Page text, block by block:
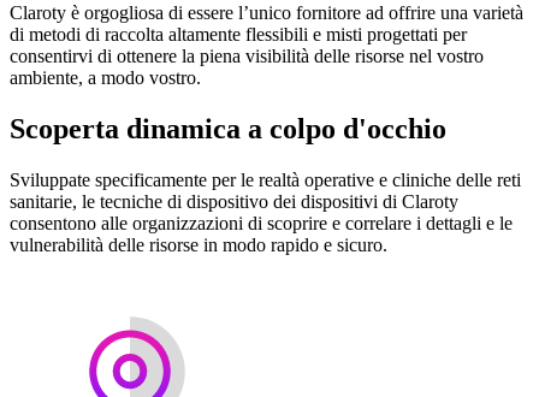
Claroty è orgogliosa di essere l’unico fornitore ad offrire una varietà
di metodi di raccolta altamente flessibili e misti progettati per
consentirvi di ottenere la piena visibilità delle risorse nel vostro
ambiente, a modo vostro.
Scoperta dinamica a colpo d'occhio
Sviluppate specificamente per le realtà operative e cliniche delle reti
sanitarie, le tecniche di dispositivo dei dispositivi di Claroty
consentono alle organizzazioni di scoprire e correlare i dettagli e le
vulnerabilità delle risorse in modo rapido e sicuro.